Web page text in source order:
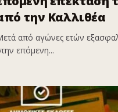
την Καλλιθέα
από αγώνες ετών
επόμενη...